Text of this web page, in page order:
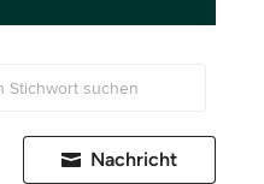
Nachricht